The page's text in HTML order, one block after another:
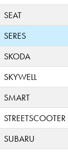
SEAT
SERES
SKODA
SKYWELL
SMART
STREETSCOOTER
SUBARU